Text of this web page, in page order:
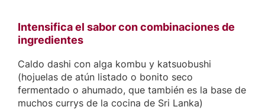
Intensifica el sabor con combinaciones de
ingredientes
Caldo dashi con alga kombu y katsuobushi
(hojuelas de atún listado o bonito seco
fermentado o ahumado, que también es la base de
muchos currys de la cocina de Sri Lanka)